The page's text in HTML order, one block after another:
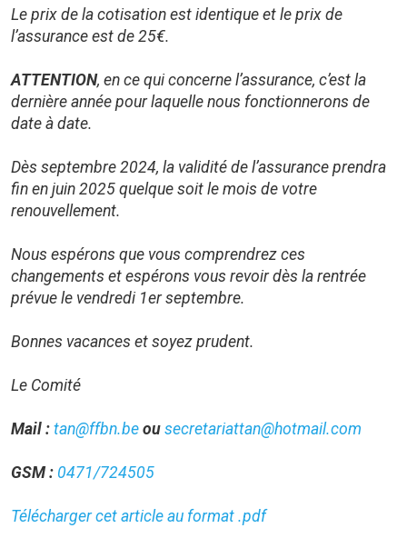
Le prix de la cotisation est identique et le prix de
l’assurance est de 25€.
ATTENTION, en ce qui concerne l’assurance, c’est la
dernière année pour laquelle nous fonctionnerons de
date à date.
Dès septembre 2024, la validité de l’assurance prendra
fin en juin 2025 quelque soit le mois de votre
renouvellement.
Nous espérons que vous comprendrez ces
changements et espérons vous revoir dès la rentrée
prévue le vendredi 1er septembre.
Bonnes vacances et soyez prudent.
Le Comité
Mail : tan@ffbn.be ou secretariattan@hotmail.com
GSM : 0471/724505
Télécharger cet article au format .pdf